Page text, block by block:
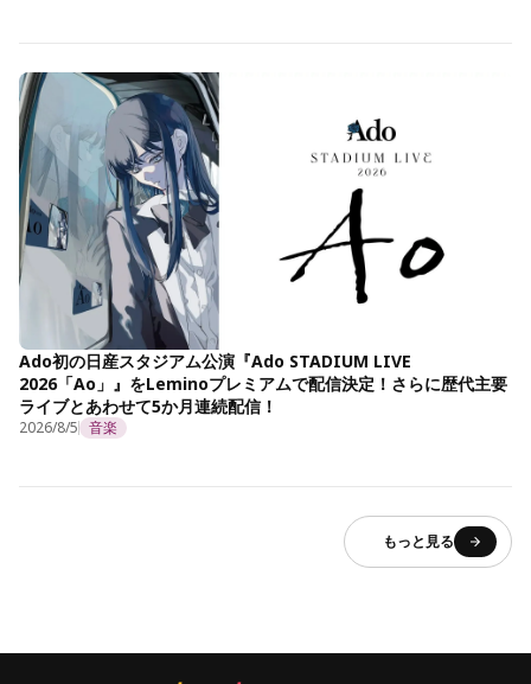
Ado初の日産スタジアム公演『Ado STADIUM LIVE
2026「Ao」』をLeminoプレミアムで配信決定！さらに歴代主要
ライブとあわせて5か月連続配信！
2026/8/5 音楽
もっと見る